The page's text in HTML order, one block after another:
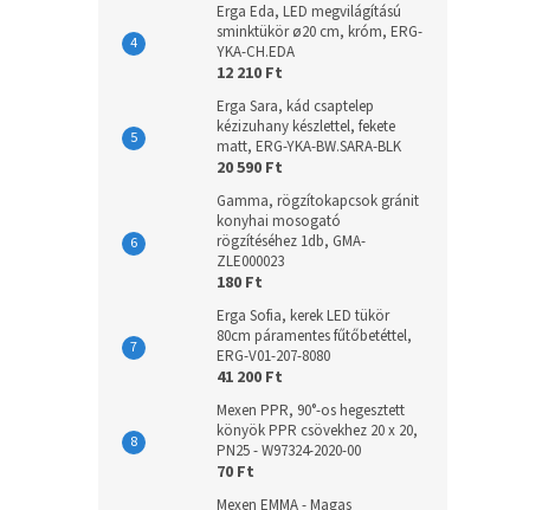
Erga Eda, LED megvilágítású
sminktükör ø20 cm, króm, ERG-
YKA-CH.EDA
12 210 Ft
Erga Sara, kád csaptelep
kézizuhany készlettel, fekete
matt, ERG-YKA-BW.SARA-BLK
20 590 Ft
Gamma, rögzítokapcsok gránit
konyhai mosogató
rögzítéséhez 1db, GMA-
ZLE000023
180 Ft
Erga Sofia, kerek LED tükör
80cm páramentes fűtőbetéttel,
ERG-V01-207-8080
41 200 Ft
Mexen PPR, 90°-os hegesztett
könyök PPR csövekhez 20 x 20,
PN25 - W97324-2020-00
70 Ft
Mexen EMMA - Magas